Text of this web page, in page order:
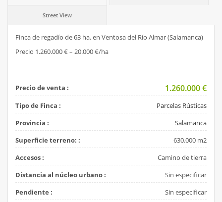
Street View
Finca de regadío de 63 ha. en Ventosa del Río Almar (Salamanca)
Precio 1.260.000 € – 20.000 €/ha
Precio de venta : 1.260.000€
Tipo de Finca :
Parcelas Rústicas
Provincia :
Salamanca
Superficie terreno: :
630.000 m2
Accesos :
Camino de tierra
Distancia al núcleo urbano :
Sin especificar
Pendiente :
Sin especificar